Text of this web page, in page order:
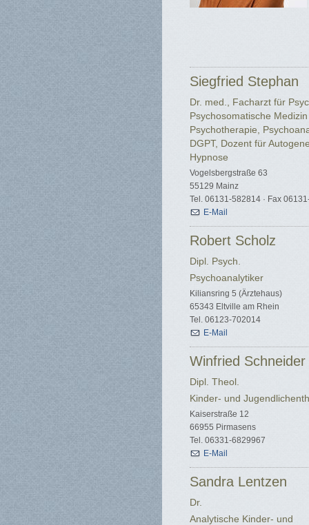
Siegfried Stephan
Dr. med., Facharzt für
Psychosomatische
Psychotherapie,
DGPT, Dozent für
Hypnose
Vogelsbergstraße 63
55129 Mainz
Tel. 06131-582814 · Fax
E-Mail
Robert Scholz
Dipl. Psych.
Psychoanalytiker
Kiliansring 5 (Ärztehaus)
65343 Eltville am Rhein
Tel. 06123-702014
E-Mail
Winfried Schneider
Dipl. Theol.
Kinder- und
Kaiserstraße 12
66955 Pirmasens
Tel. 06331-6829967
E-Mail
Sandra Lentzen
Dr.
Analytische Kinder- und